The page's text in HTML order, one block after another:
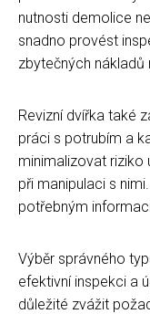
nutnosti demolice
snadno provést
zbytečných nákladů
Revizní dvířka také
práci s potrubím a
minimalizovat riziko
při manipulaci s
potřebným
Výběr správného
efektivní inspekci a
důležité zvážit